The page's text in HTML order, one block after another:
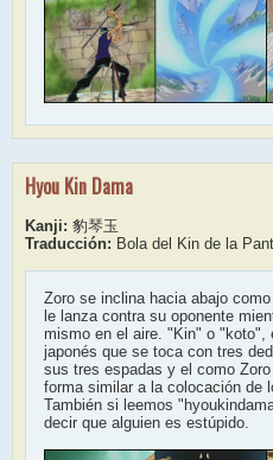
Hyou Kin Dama
Kanji: 豹琴玉
Traducción: Bola del Kin de la
Zoro se inclina hacia abajo
le lanza contra su oponente
mismo en el aire. "Kin" o "koto",
japonés que se toca con tres
sus tres espadas y el como
forma similar a la colocación de
También si leemos
decir que alguien es estúpido.